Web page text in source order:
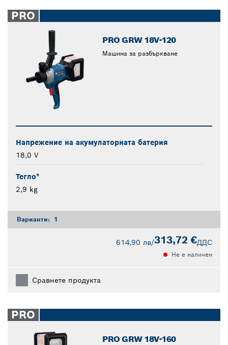
PRO
PRO GRW 18V-120
Машина за разбъркване
Напрежение на акумулаторната батерия
18,0 V
Тегло*
2,9 kg
Варианти: 1
614,90 лв/313,72 €ДДС
Не е наличен
Сравнете продукта
PRO
PRO GRW 18V-160